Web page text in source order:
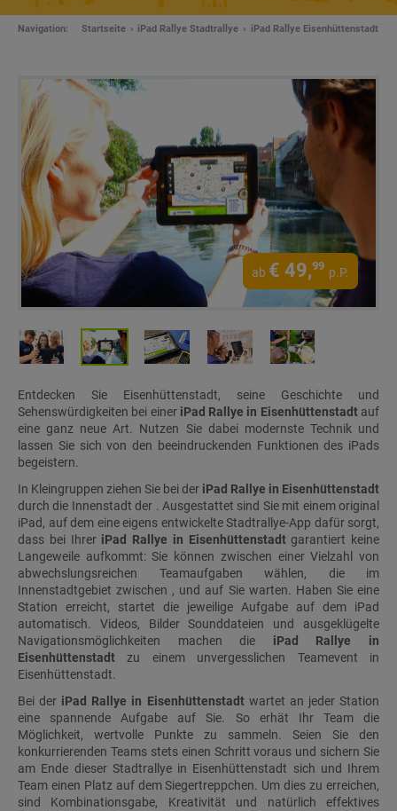
Navigation: Startseite iPad Rallye Stadtrallye iPad Rallye Eisenhüttenstadt
ab € 49,99 p.P.
Entdecken Sie Eisenhüttenstadt, seine Geschichte und
Sehenswürdigkeiten bei einer iPad Rallye in Eisenhüttenstadtauf
eine ganz neue Art. Nutzen Sie dabei modernste Technik und
lassen Sie sich von den beeindruckenden Funktionen des iPads
begeistern.
In Kleingruppen ziehen Sie bei der iPad Rallye in Eisenhüttenstadt
durch die Innenstadt der . Ausgestattet sind Sie mit einem original
iPad, auf dem eine eigens entwickelte Stadtrallye-App dafür sorgt,
dass bei Ihrer iPad Rallye in Eisenhüttenstadtgarantiert keine
Langeweile aufkommt: Sie können zwischen einer Vielzahl von
abwechslungsreichen Teamaufgaben wählen, die im
Innenstadtgebiet zwischen , und auf Sie warten. Haben Sie eine
Station erreicht, startet die jeweilige Aufgabe auf dem iPad
automatisch. Videos, Bilder Sounddateien und ausgeklügelte
Navigationsmöglichkeiten machen die iPad Rallye in
Eisenhüttenstadt zu einem unvergesslichen Teamevent in
Eisenhüttenstadt.
Bei der iPad Rallye in Eisenhüttenstadtwartet an jeder Station
eine spannende Aufgabe auf Sie. So erhät Ihr Team die
Möglichkeit, wertvolle Punkte zu sammeln. Seien Sie den
konkurrierenden Teams stets einen Schritt voraus und sichern Sie
am Ende dieser Stadtrallye in Eisenhüttenstadt sich und Ihrem
Team einen Platz auf dem Siegertreppchen. Um dies zu erreichen,
sind Kombinationsgabe, Kreativität und natürlich effektives